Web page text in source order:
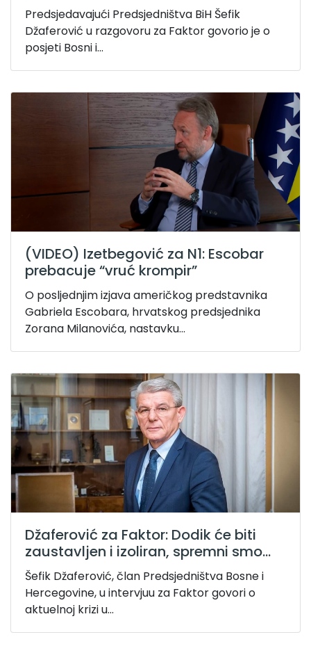
Predsjedavajući Predsjedništva BiH Šefik
Džaferović u razgovoru za Faktor govorio je o
posjeti Bosni i...
(VIDEO) Izetbegović za N1: Escobar
prebacuje “vruć krompir”
O posljednjim izjava američkog predstavnika
Gabriela Escobara, hrvatskog predsjednika
Zorana Milanovića, nastavku...
Džaferović za Faktor: Dodik će biti
zaustavljen i izoliran, spremni smo...
Šefik Džaferović, član Predsjedništva Bosne i
Hercegovine, u intervjuu za Faktor govori o
aktuelnoj krizi u...